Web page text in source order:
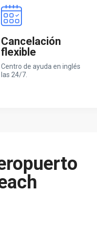
Cancelación
flexible
Centro de ayuda en inglés
las 24/7.